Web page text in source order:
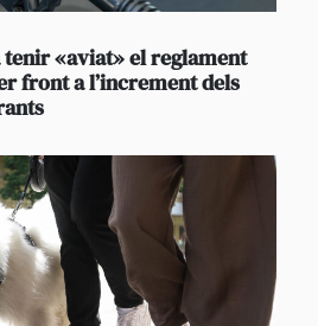
tenir «aviat» el reglament
front a l’increment dels